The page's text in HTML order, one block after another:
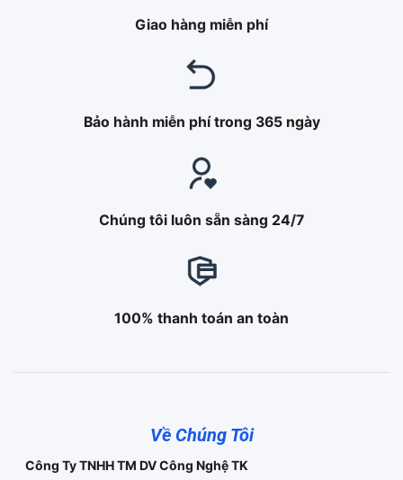
Giao hàng miễn phí
Bảo hành miễn phí trong 365 ngày
Chúng tôi luôn sẵn sàng 24/7
100% thanh toán an toàn
Về Chúng Tôi
Công Ty TNHH TM DV Công Nghệ TK